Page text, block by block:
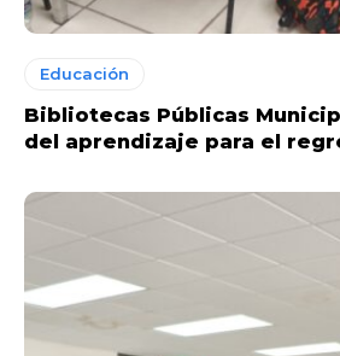
Educación
Bibliotecas Públicas
del aprendizaje para el